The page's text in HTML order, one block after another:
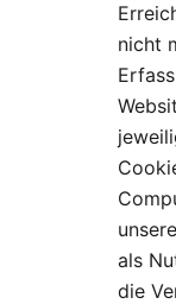
nicht
als
die